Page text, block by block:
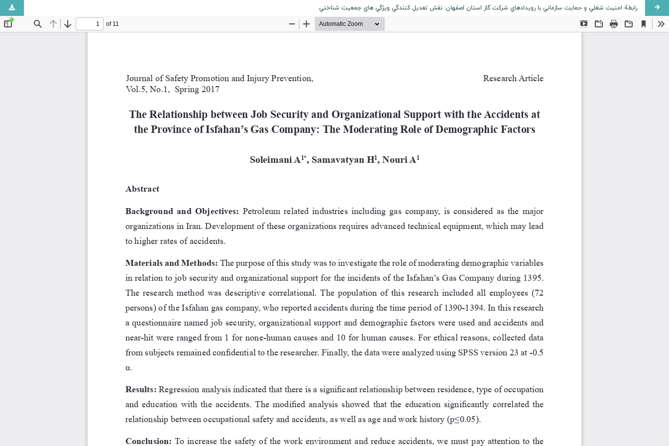
رابطة امنيت شغلي و حمايت سازماني با رويدادهاي شرکت گاز استان اصفهان: نقش تعديل کنندگي ويژگي هاي جمعيت شناختي